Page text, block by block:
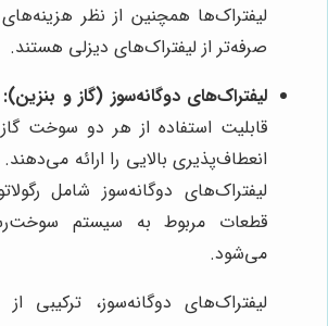
لیفتراک‌ها همچنین از نظر
صرفه‌تر از لیفتراک‌های دیزلی هستند.
لیفتراک‌های دوگانه‌سوز (گاز و بنزین):
قابلیت استفاده از هر دو سوخت
انعطاف‌پذیری بالایی را ارائه می‌دهند.
لیفتراک‌های دوگانه‌سوز شامل
قطعات مربوط به سیستم
می‌شود.
لیفتراک‌های دوگانه‌سوز، ترکیبی